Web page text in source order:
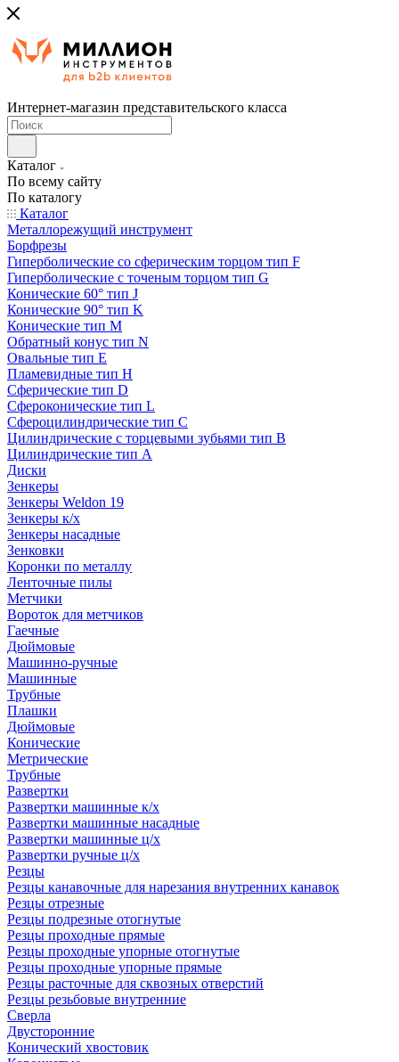
Интернет-магазин представительского класса
Каталог
По всему сайту
По каталогу
Каталог
Металлорежущий инструмент
Борфрезы
Гиперболические cо сферическим торцом тип F
Гиперболические с точеным торцом тип G
Конические 60° тип J
Конические 90° тип K
Конические тип M
Обратный конус тип N
Овальные тип E
Пламевидные тип H
Сферические тип D
Сфероконические тип L
Сфероцилиндрические тип C
Цилиндрические с торцевыми зубьями тип B
Цилиндрические тип А
Диски
Зенкеры
Зенкеры Weldon 19
Зенкеры к/х
Зенкеры насадные
Зенковки
Коронки по металлу
Ленточные пилы
Метчики
Вороток для метчиков
Гаечные
Дюймовые
Машинно-ручные
Машинные
Трубные
Плашки
Дюймовые
Конические
Метрические
Трубные
Развертки
Развертки машинные к/х
Развертки машинные насадные
Развертки машинные ц/х
Развертки ручные ц/х
Резцы
Резцы канавочные для нарезания внутренних канавок
Резцы отрезные
Резцы подрезные отогнутые
Резцы проходные прямые
Резцы проходные упорные отогнутые
Резцы проходные упорные прямые
Резцы расточные для сквозных отверстий
Резцы резьбовые внутренние
Сверла
Двусторонние
Конический хвостовик